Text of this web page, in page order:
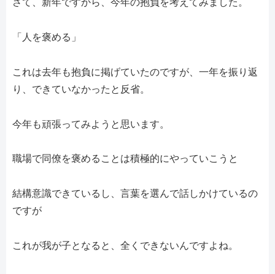
さて、新年ですから、今年の抱負を考えてみました。
「人を褒める」
これは去年も抱負に掲げていたのですが、一年を振り返
り、できていなかったと反省。
今年も頑張ってみようと思います。
職場で同僚を褒めることは積極的にやっていこうと
結構意識できているし、言葉を選んで話しかけているの
ですが
これが我が子となると、全くできないんですよね。